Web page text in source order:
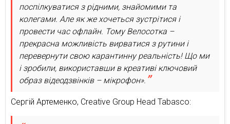
поспілкуватися з рідними, знайомими та
колегами. Але як же хочеться зустрітися і
провести час офлайн. Тому Велосотка –
прекрасна можливість вирватися з рутини і
перевернути свою карантинну реальність! Що ми
і зробили, використавши в креативі ключовий
образ відеодзвінків – мікрофон».
Сергій Артеменко, Creative Group Head Tabasco: